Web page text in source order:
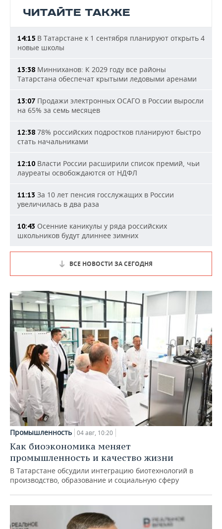
ЧИТАЙТЕ ТАКЖЕ
14:15 В Татарстане к 1 сентября планируют открыть 4
новые школы
13:38 Минниханов: К 2029 году все районы
Татарстана обеспечат крытыми ледовыми аренами
13:07 Продажи электронных ОСАГО в России выросли
на 65% за семь месяцев
12:38 78% российских подростков планируют быстро
стать начальниками
12:10 Власти России расширили список премий, чьи
лауреаты освобождаются от НДФЛ
11:13 За 10 лет пенсия госслужащих в России
увеличилась в два раза
10:43 Осенние каникулы у ряда российских
школьников будут длиннее зимних
ВСЕ НОВОСТИ ЗА СЕГОДНЯ
Промышленность 04 авг, 10:20
Как биоэкономика меняет
промышленность и качество жизни
В Татарстане обсудили интеграцию биотехнологий в
производство, образование и социальную сферу